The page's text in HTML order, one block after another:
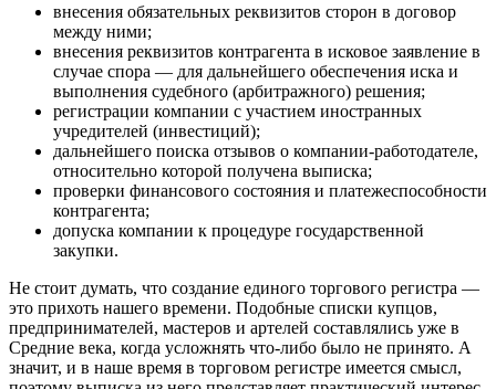
внесения обязательных реквизитов сторон в договор
между ними;
внесения реквизитов контрагента в исковое заявление в
случае спора — для дальнейшего обеспечения иска и
выполнения судебного (арбитражного) решения;
регистрации компании с участием иностранных
учредителей (инвестиций);
дальнейшего поиска отзывов о компании-работодателе,
относительно которой получена выписка;
проверки финансового состояния и платежеспособности
контрагента;
допуска компании к процедуре государственной
закупки.
Не стоит думать, что создание единого торгового регистра —
это прихоть нашего времени. Подобные списки купцов,
предпринимателей, мастеров и артелей составлялись уже в
Средние века, когда усложнять что-либо было не принято. А
значит, и в наше время в торговом регистре имеется смысл,